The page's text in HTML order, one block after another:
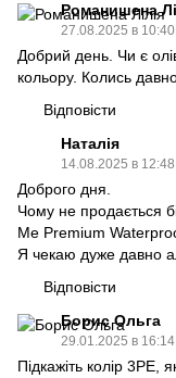
Романишена
27.08.2025 в 10:40
Добрий день. Чи є
кольору. Колись
Відповісти
Наталія
14.08.2025 в 12:48
Доброго дня.
Чому не продається
Me Premium
Я чекаю дуже давно
Відповісти
Борис Ольга
29.01.2025 в 16:14
Підкажіть колір 3PE,